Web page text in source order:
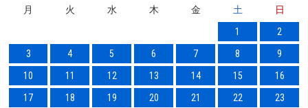
月 火 水 木 金 土
日
1
2
3
4 5 6 7 8
9
10
11 12 13 14 15
16
17
18 19 20 21 22
23